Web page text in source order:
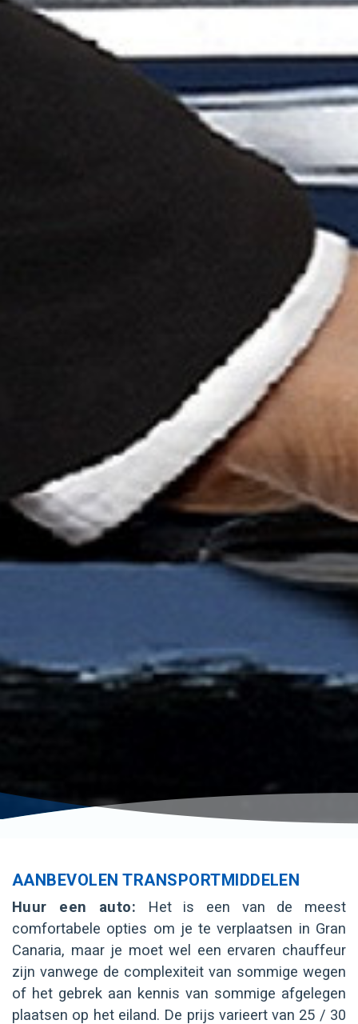
AANBEVOLEN TRANSPORTMIDDELEN
Huur een auto: Het is een van de meest
comfortabele opties om je te verplaatsen in Gran
Canaria, maar je moet wel een ervaren chauffeur
zijn vanwege de complexiteit van sommige wegen
of het gebrek aan kennis van sommige afgelegen
plaatsen op het eiland. De prijs varieert van 25 / 30